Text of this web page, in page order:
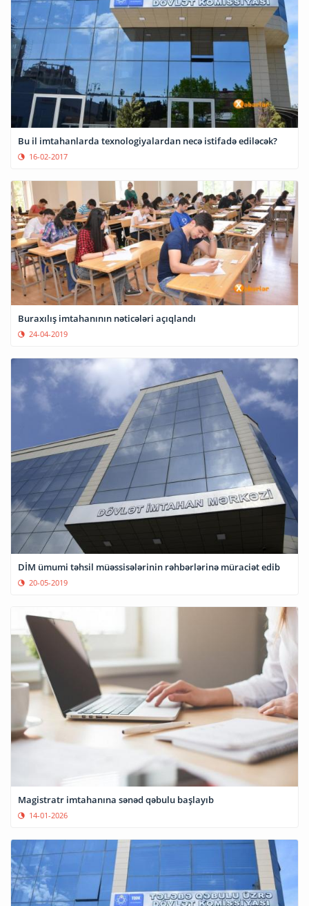
Bu il imtahanlarda texnologiyalardan necə istifadə ediləcək?
16-02-2017
Buraxılış imtahanının nəticələri açıqlandı
24-04-2019
DİM ümumi təhsil müəssisələrinin rəhbərlərinə müraciət edib
20-05-2019
Magistratr imtahanına sənəd qəbulu başlayıb
14-01-2026